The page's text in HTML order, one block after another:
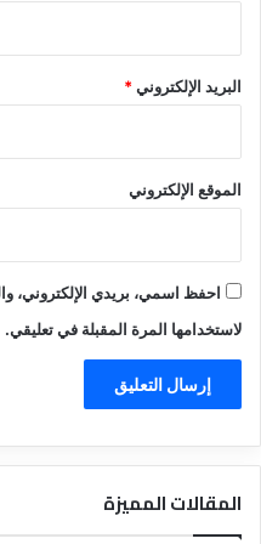
البريد الإلكتروني*
الموقع الإلكتروني
احفظ اسمي، بريدي الإلكتروني،
لاستخدامها المرة المقبلة في تعليقي.
المقالات المميزة